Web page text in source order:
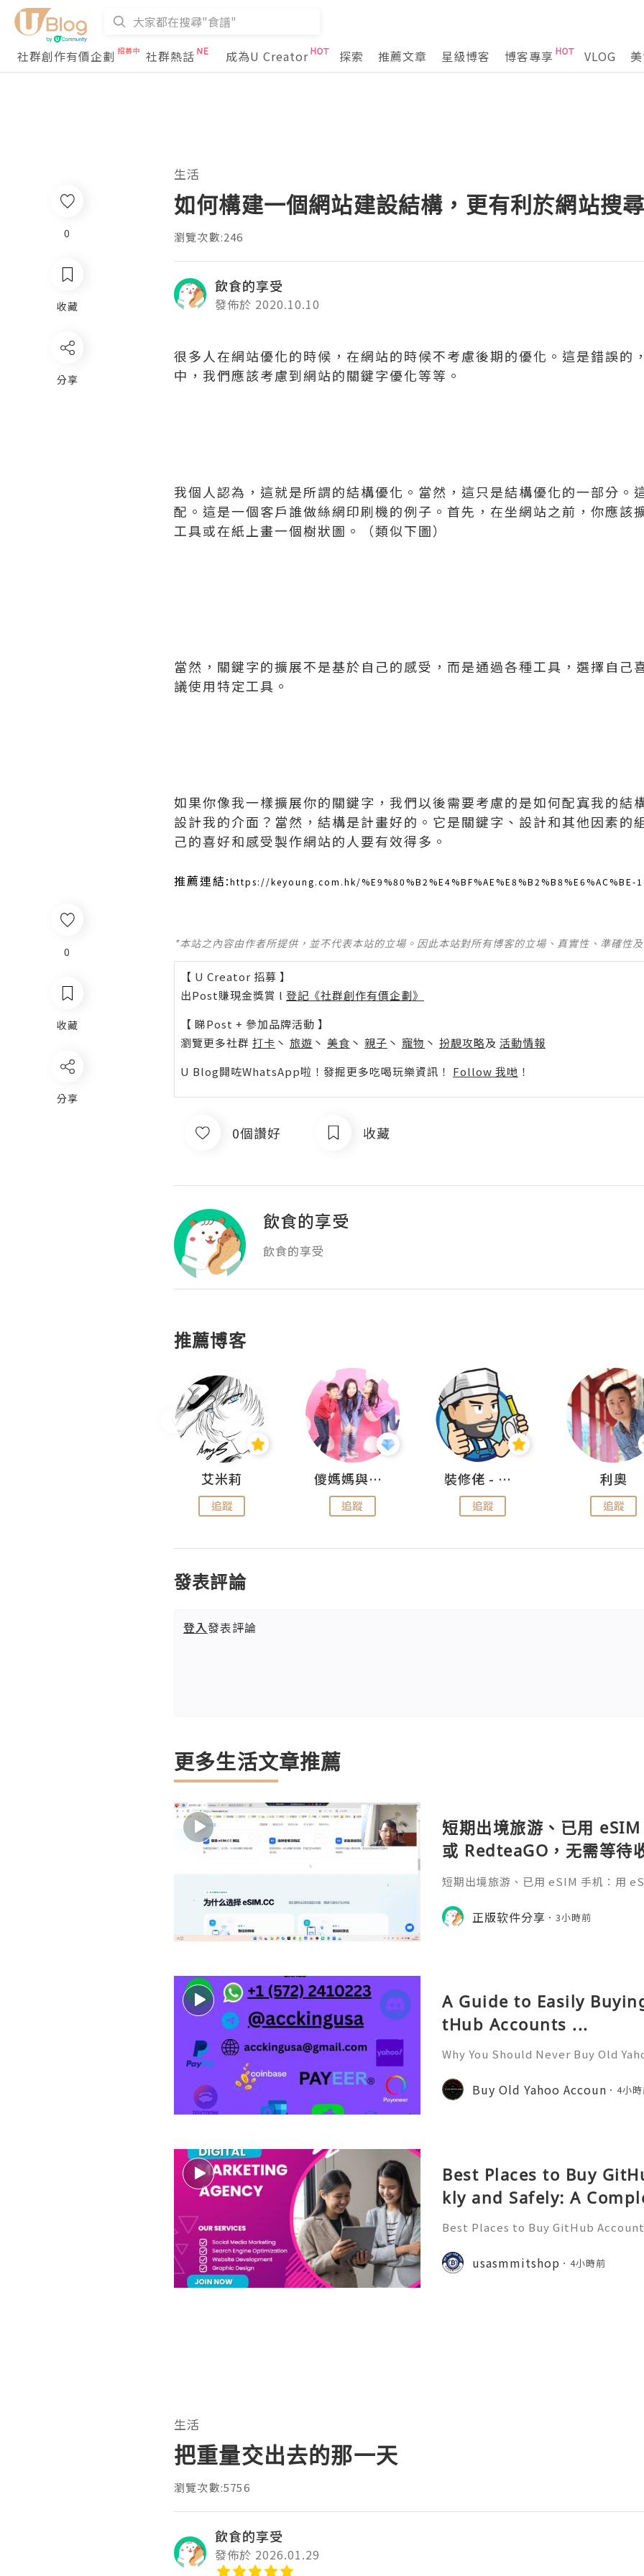
社群創作有價企劃 社群熱話 成為U Creator 探索 推薦文章 星級博客 博客專享 VLOG
0
收藏
分享
生活
如何構建一個網站建設結構，更有利於網站搜
瀏覽次數:246
飲食的享受
發佈於 2020.10.10
很多人在網站優化的時候，在網站的時候不考慮後期的優化。這是錯誤的
中，我們應該考慮到網站的關鍵字優化等等。
我個人認為，這就是所謂的結構優化。當然，這只是結構優化的一部分。
配。這是一個客戶誰做絲網印刷機的例子。首先，在坐網站之前，你應該
工具或在紙上畫一個樹狀圖。（類似下圖）
當然，關鍵字的擴展不是基於自己的感受，而是通過各種工具，選擇自己
議使用特定工具。
如果你像我一樣擴展你的關鍵字，我們以後需要考慮的是如何配寘我的結
設計我的介面？當然，結構是計畫好的。它是關鍵字、設計和其他因素的
己的喜好和感受製作網站的人要有效得多。
推薦連結:https://keyoung.com.hk/%E9%80%B2%E4%BF%AE%E8%B2%B8%E6%AC%BE-
*本站之內容由作者所提供，並不代表本站的立場。因此本站對所有博客的立場、真實性、準確性
【 U Creator 招募 】
出Post賺現金獎賞 l 登記《社群創作有價企劃》
【 睇Post + 參加品牌活動 】
瀏覽更多社群 打卡 丶 旅遊 丶 美食 丶 親子 丶 寵物 丶 扮靚攻略及 活動情報
U Blog開咗WhatsApp啦！發掘更多吃喝玩樂資訊！ Follow 我哋 ！
0個讚好 收藏
飲食的享受
飲食的享受
推薦博客
艾米莉
追蹤
儍媽媽與兩隻小魔怪之家
追蹤
裝修佬 - 香港一站式網上裝修平台
追蹤
利奧
追蹤
發表評論
登入發表評論
更多生活文章推薦
短期出境旅游、已用
或 RedteaGO，无需等待
码 + 通话短信”（如打车
餐）。长
短期出境旅游、已用 eSIM 手机：用
络）：优先 RedteaGO（明确提供通
公数字游民，或手机不支持 eSIM：用
正版软件分享 3小時前
A Guide to Easily
tHub Accounts ...
Why You Should Never Buy Old
onal communication, business
ccount recovery. Because of
Buy Old Yahoo Accoun 4小
Best Places to Buy
kly and Safely: A
Best Places to Buy GitHub
t platforms for software
s, open-source communities, s
usasmmitshop 4小時前
0
收藏
分享
生活
把重量交出去的那一天
瀏覽次數:5756
飲食的享受
發佈於 2026.01.29